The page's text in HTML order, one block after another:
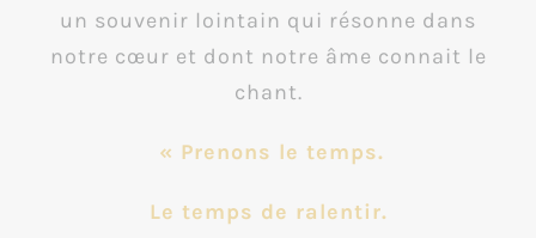
un souvenir lointain qui résonne dans
notre cœur et dont notre âme connait le
chant.
« Prenons le temps.
Le temps de ralentir.